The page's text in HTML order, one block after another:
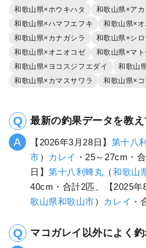
和歌山県×ホウキハタ
和歌山県×アカ
和歌山県×ハマフエフキ
和歌山県×オ
和歌山県×カナガシラ
和歌山県×シ
和歌山県×オニオコゼ
和歌山県×マト
和歌山県×ヨコスジフエダイ
和歌山
和歌山県×カマスサワラ
和歌山県×コ
最新の釣果データを教え
【2026年3月28日】 第十八
市） カレイ ・25～27cm・
日】第十八利蜂丸 （和歌山
40cm・合計2匹、【2025年
歌山県和歌山市） カレイ ・
マコガレイ以外によく